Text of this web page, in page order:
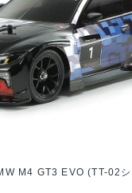
M4 GT3 EVO (TT-02